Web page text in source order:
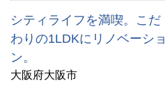
シティライフを満喫。こだ
わりの1LDKにリノベーショ
ン。
大阪府大阪市